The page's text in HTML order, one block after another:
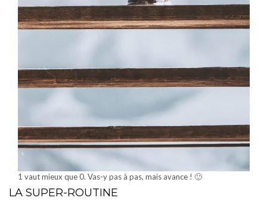
1 vaut mieux que 0. Vas-y pas à pas, mais avance ! 🙂
LA SUPER-ROUTINE